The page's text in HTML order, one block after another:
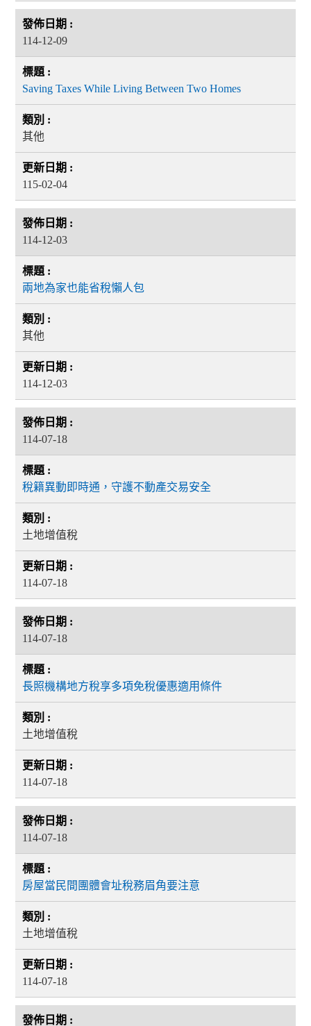
114-12-09
Saving Taxes While Living Between Two Homes
其他
115-02-04
114-12-03
兩地為家也能省稅懶人包
其他
114-12-03
114-07-18
稅籍異動即時通，守護不動產交易安全
土地增值稅
114-07-18
114-07-18
長照機構地方稅享多項免稅優惠適用條件
土地增值稅
114-07-18
114-07-18
房屋當民間團體會址稅務眉角要注意
土地增值稅
114-07-18